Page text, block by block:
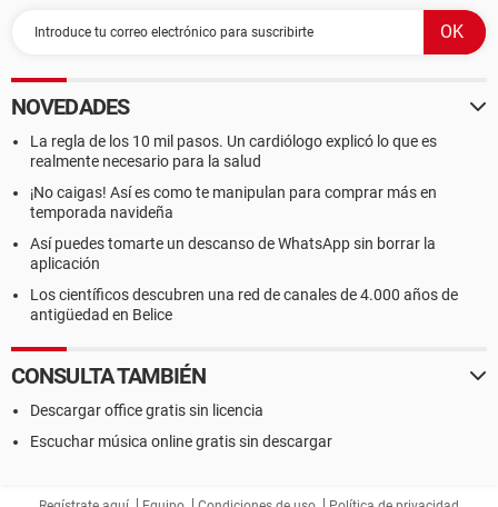
NOVEDADES
La regla de los 10 mil pasos. Un cardiólogo explicó lo que es
realmente necesario para la salud
¡No caigas! Así es como te manipulan para comprar más en
temporada navideña
Así puedes tomarte un descanso de WhatsApp sin borrar la
aplicación
Los científicos descubren una red de canales de 4.000 años de
antigüedad en Belice
CONSULTA TAMBIÉN
Descargar office gratis sin licencia
Escuchar música online gratis sin descargar